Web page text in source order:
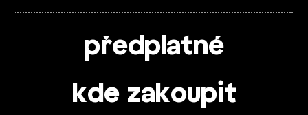
předplatné
kde zakoupit